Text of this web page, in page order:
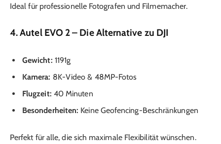
Ideal für professionelle Fotografen und Filmemacher.
4. Autel EVO 2 – Die Alternative zu DJI
Gewicht: 1191g
Kamera: 8K-Video & 48MP-Fotos
Flugzeit: 40 Minuten
Besonderheiten: Keine Geofencing-Beschränkungen
Perfekt für alle, die sich maximale Flexibilität wünschen.